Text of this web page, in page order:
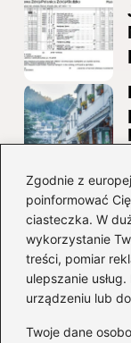
Zgodnie z
poinformować
ciasteczka. W
wykorzystanie
treści, pomiar
ulepszanie
urządzeniu lub
Twoje dane